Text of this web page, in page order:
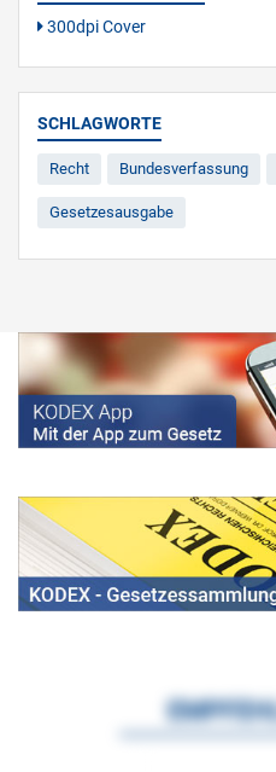
300dpi Cover
SCHLAGWORTE
Recht Bundesverfassung
Gesetzesausgabe